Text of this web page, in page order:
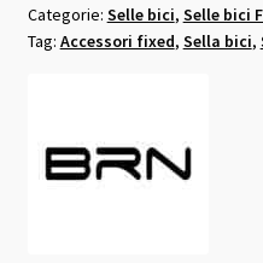
Uomo
nera
Categorie: Selle bici, Selle bici
Tag: Accessori fixed, Sella bici,